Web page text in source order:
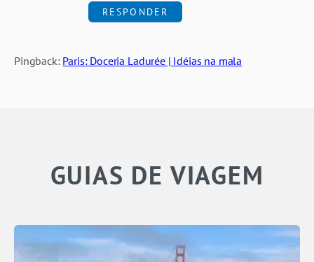
RESPONDER
Pingback: Paris: Doceria Ladurée | Idéias na mala
GUIAS DE VIAGEM